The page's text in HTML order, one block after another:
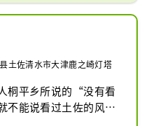
土佐清水市大津鹿之崎灯塔
桐平乡所说的“没有看
不能说看过土佐的风